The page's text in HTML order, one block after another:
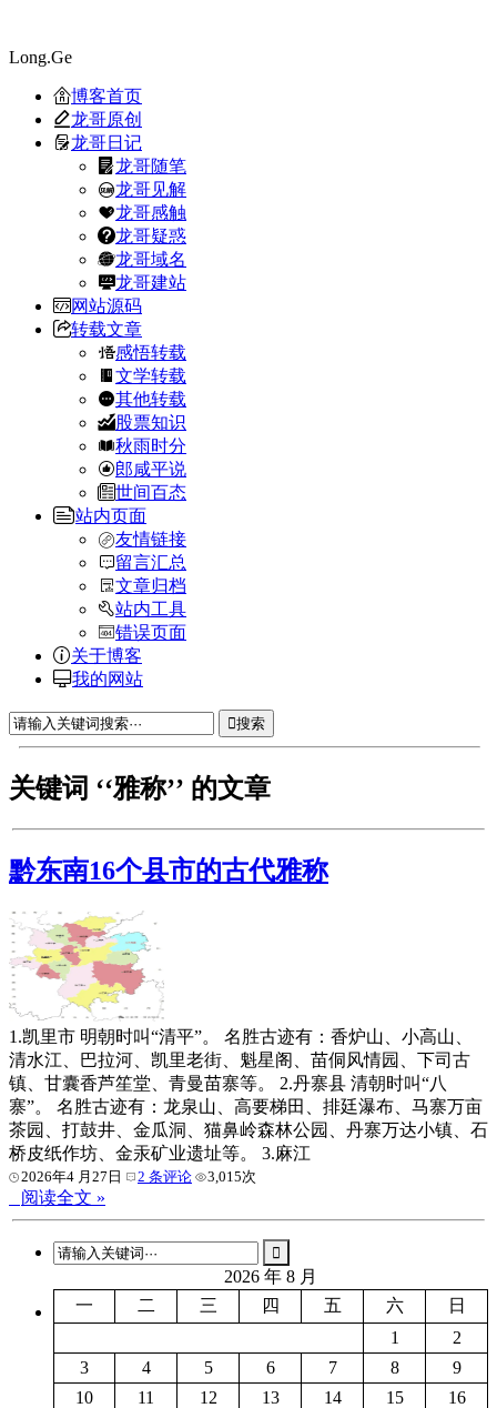
Long.Ge
博客首页
龙哥原创
龙哥日记
龙哥随笔
龙哥见解
龙哥感触
龙哥疑惑
龙哥域名
龙哥建站
网站源码
转载文章
感悟转载
文学转载
其他转载
股票知识
秋雨时分
郎咸平说
世间百态
站内页面
友情链接
留言汇总
文章归档
站内工具
错误页面
关于博客
我的网站
搜索
关键词 ‘‘雅称’’ 的文章
黔东南16个县市的古代雅称
1.凯里市 明朝时叫“清平”。 名胜古迹有：香炉山、小高山、
清水江、巴拉河、凯里老街、魁星阁、苗侗风情园、下司古
镇、甘囊香芦笙堂、青曼苗寨等。 2.丹寨县 清朝时叫“八
寨”。 名胜古迹有：龙泉山、高要梯田、排廷瀑布、马寨万亩
茶园、打鼓井、金瓜洞、猫鼻岭森林公园、丹寨万达小镇、石
桥皮纸作坊、金汞矿业遗址等。 3.麻江
2026年4 月27日 2 条评论 3,015次
阅读全文 »
2026 年 8 月
一
二 三 四 五 六
日
1
2
3
4 5 6 7 8
9
10
11 12 13 14 15
16